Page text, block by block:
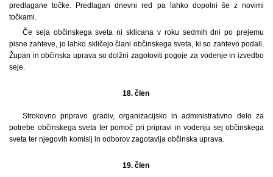
predlagane točke. Predlagan dnevni red pa lahko dopolni še z novimi
točkami.
Če seja občinskega sveta ni sklicana v roku sedmih dni po prejemu
pisne zahteve, jo lahko skličejo člani občinskega sveta, ki so zahtevo podali.
Župan in občinska uprava so dolžni zagotoviti pogoje za vodenje in izvedbo
seje.
18. člen
Strokovno pripravo gradiv, organizacijsko in administrativno delo za
potrebe občinskega sveta ter pomoč pri pripravi in vodenju sej občinskega
sveta ter njegovih komisij in odborov zagotavlja občinska uprava.
19. člen